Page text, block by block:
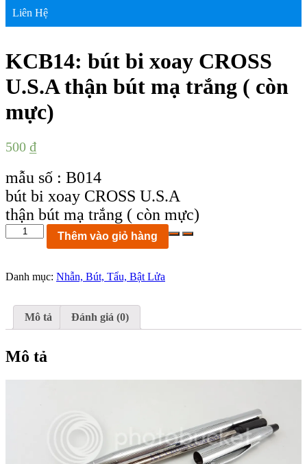
Liên Hệ
KCB14: bút bi xoay CROSS
U.S.A thận bút mạ trắng ( còn
mực)
500 ₫
mẫu số : B014
bút bi xoay CROSS U.S.A
thận bút mạ trắng ( còn mực)
KCB14:
bút
CROSS
thận
mạ
(
còn
mực)
Thêm vào giỏ hàng
Danh mục: Nhẫn, Bút, Tẩu, Bật Lửa
Mô tả Đánh giá (0)
Mô tả